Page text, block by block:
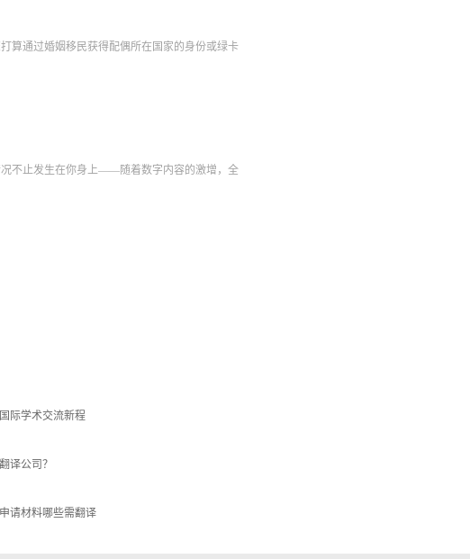
算通过婚姻移民获得配偶所在国家的身份或绿卡
不止发生在你身上——随着数字内容的激增，全
际学术交流新程
译公司？
请材料哪些需翻译